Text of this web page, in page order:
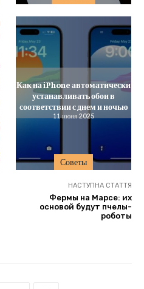
Советы
Как на iPhone автоматически
устанавливать обои в
соответствии с днем и ночью
11 июня 2025
НАСТУПНА СТАТТЯ
Фермы на Марсе: их
основой будут пчелы-
роботы